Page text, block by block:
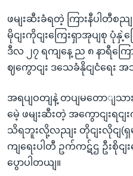
ဖမျးဆီးခံရတဲ့ ကြားနီပါတီစည
မိုငျးကိုငျးကြေးရှာအုပျစု ပုံ
ဒီလ ၂၇ ရကျနေ့ ည ၈ နာရီကြ
ဈကွောငျး ဒသေခံနိုငျငံရေး
အရပျဝတျနဲ့ တပျမတောျသ
မေဲ့ ဖမျးဆီးတဲ့ အကွောငျးရငျး
သိရဘူးလို့လညျး တိုငျးလိုငျ(ရှမ
ကျရေးပါတီ ဥက်ကဋ်ဌ ဦးစိုငျ
ပွောပါတယျ။